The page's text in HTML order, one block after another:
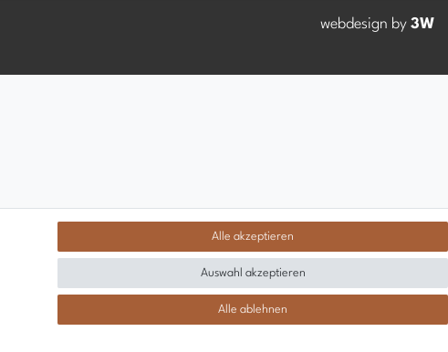
webdesign by 3W
Alle akzeptieren
Alle ablehnen
Auswahl akzeptieren